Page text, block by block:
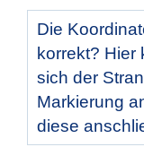
Die
korrekt? Hier
sich der
Markierung
diese